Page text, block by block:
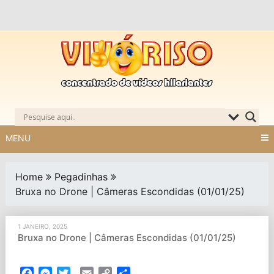
MENU
Home
Pegadinhas
Bruxa no Drone | Câmeras Escondidas (01/01/25)
1 JANEIRO, 2025
Bruxa no Drone | Câmeras Escondidas (01/01/25)